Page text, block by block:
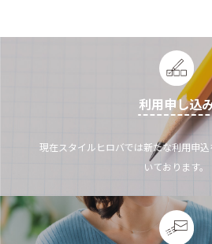
利用申し込
現在スタイルヒロバでは新たな利用申
いております。